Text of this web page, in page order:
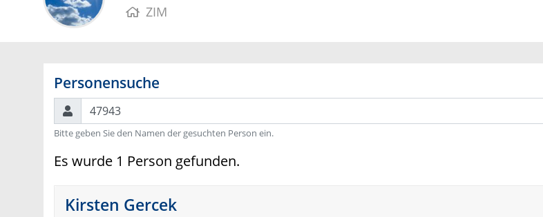
ZIM
Personensuche
Suchen
Bitte geben Sie den Namen der gesuchten Person ein.
Es wurde 1 Person gefunden.
Kirsten Gercek